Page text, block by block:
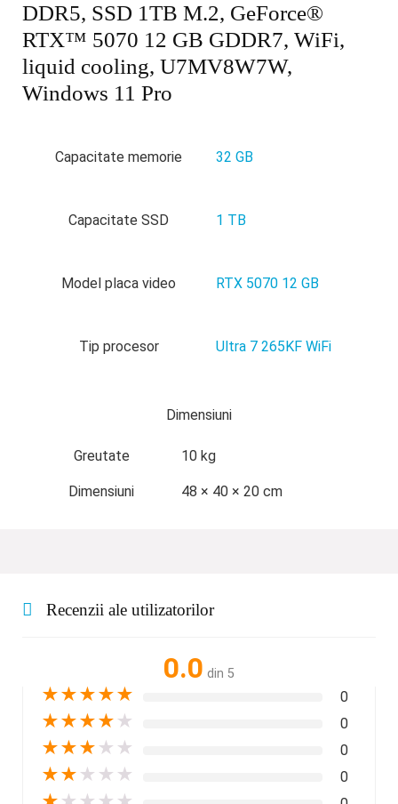
DDR5, SSD 1TB M.2, GeForce®
RTX™ 5070 12 GB GDDR7, WiFi,
liquid cooling, U7MV8W7W,
Windows 11 Pro
Capacitate memorie 32 GB
Capacitate SSD 1 TB
Model placa video RTX 5070 12 GB
Tip procesor Ultra 7 265KF WiFi
Dimensiuni
Greutate 10 kg
Dimensiuni 48 × 40 × 20 cm
Recenzii ale utilizatorilor
0.0 din 5
★★★★★ 0
★★★★ ★ 0
★★★ ★ ★ 0
★★ ★ ★ ★ 0